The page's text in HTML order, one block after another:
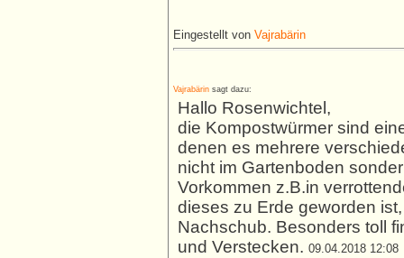
Eingestellt von Vajrabärin
Vajrabärin sagt dazu:
Hallo Rosenwichtel,
die Kompostwürmer sind
denen es mehrere
nicht im Gartenboden
Vorkommen z.B.in
dieses zu Erde geworden
Nachschub. Besonders toll
und Verstecken. 09.04.2018 12:08